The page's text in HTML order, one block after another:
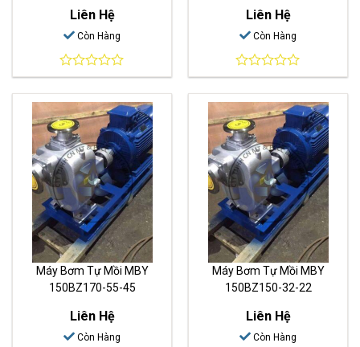
Liên Hệ
Còn Hàng
0
out
of
5
Liên Hệ
Còn Hàng
0
out
of
5
Máy Bơm Tự Mồi MBY
150BZ170-55-45
Liên Hệ
Còn Hàng
Máy Bơm Tự Mồi MBY
150BZ150-32-22
Liên Hệ
Còn Hàng